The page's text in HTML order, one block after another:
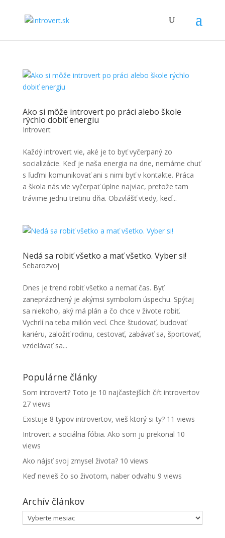
Ako si môže introvert po práci alebo škole
rýchlo dobiť energiu
Introvert
Každý introvert vie, aké je to byť vyčerpaný zo
socializácie. Keď je naša energia na dne, nemáme chuť
s ľuďmi komunikovať ani s nimi byť v kontakte. Práca
a škola nás vie vyčerpať úplne najviac, pretože tam
trávime jednu tretinu dňa. Obzvlášť vtedy, keď...
Nedá sa robiť všetko a mať všetko. Vyber si!
Sebarozvoj
Dnes je trend robiť všetko a nemať čas. Byť
zaneprázdnený je akýmsi symbolom úspechu. Spýtaj
sa niekoho, aký má plán a čo chce v živote robiť.
Vychrlí na teba milión vecí. Chce študovať, budovať
kariéru, založiť rodinu, cestovať, zabávať sa, športovať,
vzdelávať sa...
Populárne články
Som introvert? Toto je 10 najčastejších čŕt introvertov
27 views
Existuje 8 typov introvertov, vieš ktorý si ty? 11 views
Introvert a sociálna fóbia. Ako som ju prekonal 10
views
Ako nájsť svoj zmysel života? 10 views
Keď nevieš čo so životom, naber odvahu 9 views
Archív článkov
Archív
článkov